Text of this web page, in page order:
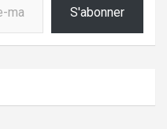
S'abonner